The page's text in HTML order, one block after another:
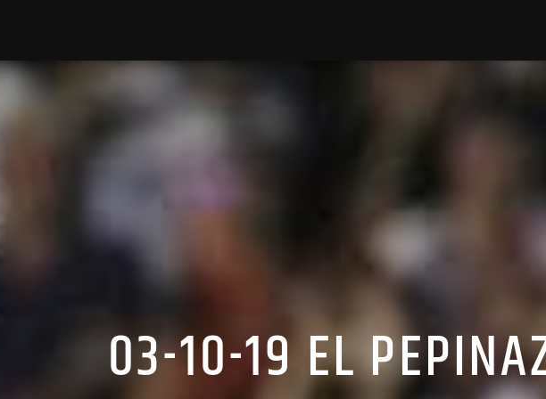
03-10-19 EL